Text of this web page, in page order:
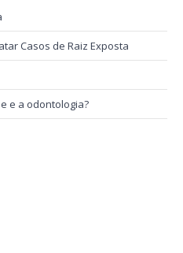
Casos de Raiz Exposta
e a odontologia?